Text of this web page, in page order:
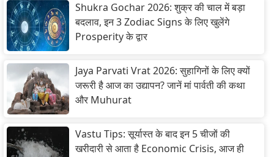
Shukra Gochar 2026: शुक्र की चाल में बड़ा
बदलाव, इन 3 Zodiac Signs के लिए खुलेंगे
Prosperity के द्वार
Jaya Parvati Vrat 2026: सुहागिनों के लिए क्यों
जरूरी है आज का उद्यापन? जानें मां पार्वती की कथा
और Muhurat
Vastu Tips: सूर्यास्त के बाद इन 5 चीजों की
खरीदारी से आता है Economic Crisis, आज ही